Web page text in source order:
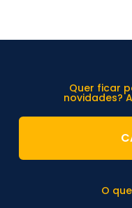
O
Quer ficar
novidades?